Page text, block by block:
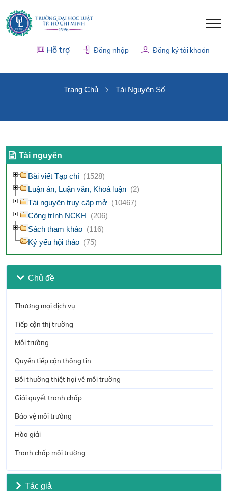
Hỗ trợ Đăng nhập Đăng ký tài khoản
Trang Chủ Tài Nguyên Số
Tài nguyên
Bài viết Tạp chí (1528)
Luận án, Luận văn, Khoá luận (2)
Tài nguyên truy cập mở (10467)
Công trình NCKH (206)
Sách tham khảo (116)
Kỷ yếu hội thảo (75)
Chủ đề
Thương mại dịch vụ
Tiếp cận thị trường
Môi trường
Quyền tiếp cận thông tin
Bồi thường thiệt hại về môi trường
Giải quyết tranh chấp
Bảo vệ môi trường
Hòa giải
Tranh chấp môi trường
Tác giả